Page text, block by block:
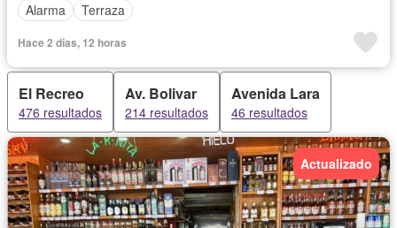
Alarma
Terraza
Hace 2 días, 12 horas
El Recreo
476 resultados
Av. Bolivar
214 resultados
Avenida Lara
46 resultados
Actualizado